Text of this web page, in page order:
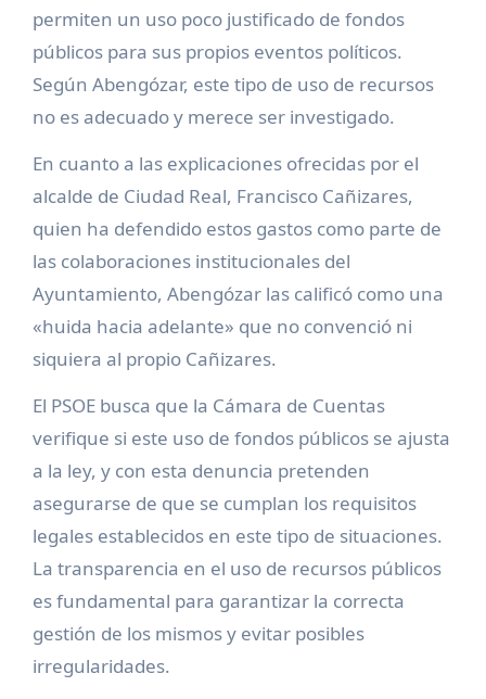
permiten un uso poco justificado de fondos
públicos para sus propios eventos políticos.
Según Abengózar, este tipo de uso de recursos
no es adecuado y merece ser investigado.
En cuanto a las explicaciones ofrecidas por el
alcalde de Ciudad Real, Francisco Cañizares,
quien ha defendido estos gastos como parte de
las colaboraciones institucionales del
Ayuntamiento, Abengózar las calificó como una
«huida hacia adelante» que no convenció ni
siquiera al propio Cañizares.
El PSOE busca que la Cámara de Cuentas
verifique si este uso de fondos públicos se ajusta
a la ley, y con esta denuncia pretenden
asegurarse de que se cumplan los requisitos
legales establecidos en este tipo de situaciones.
La transparencia en el uso de recursos públicos
es fundamental para garantizar la correcta
gestión de los mismos y evitar posibles
irregularidades.